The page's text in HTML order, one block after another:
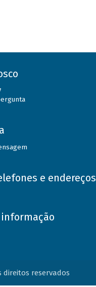
e endereços
informação
direitos reservados